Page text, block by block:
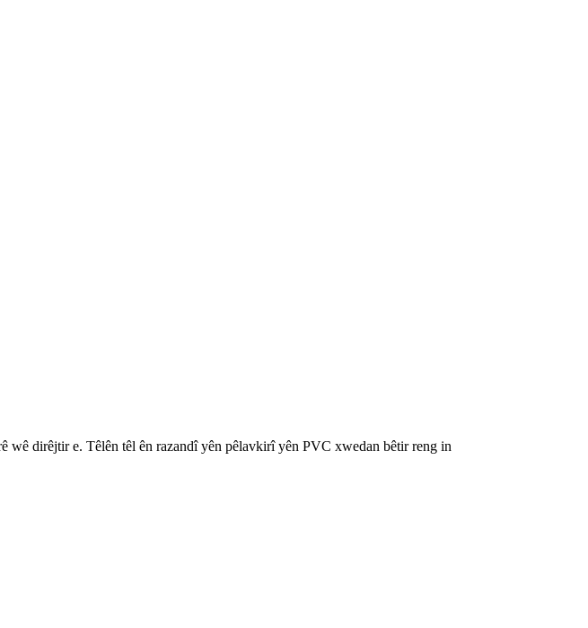
wê dirêjtir e. Têlên têl ên razandî yên pêlavkirî yên PVC xwedan bêtir reng in